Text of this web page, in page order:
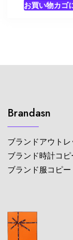
お買い物カゴ
Brandasn
ブランドアウトレ
ブランド時計コピ
ブランド服コピー